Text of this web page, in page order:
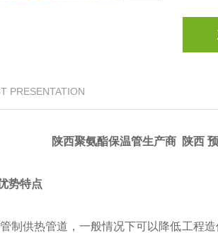
PRESENTATION
陕西聚氨酯保温管生产商 陕西
势特点
供热管道，一般情况下可以降低工程